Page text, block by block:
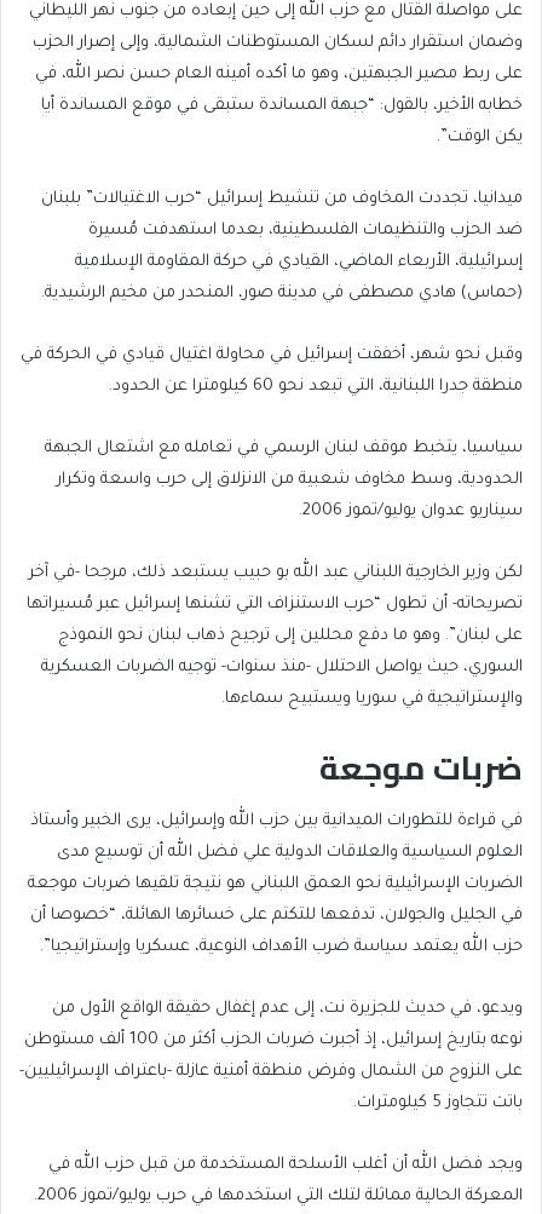
على مواصلة القتال مع حزب الله إلى حين إبعاده من جنوب نهر الليطاني
وضمان استقرار دائم لسكان المستوطنات الشمالية، وإلى إصرار الحزب
على ربط مصير الجبهتين، وهو ما أكده أمينه العام حسن نصر الله، في
خطابه الأخير، بالقول: “جبهة المساندة ستبقى في موقع المساندة أيا
يكن الوقت”.
ميدانيا، تجددت المخاوف من تنشيط إسرائيل “حرب الاغتيالات” بلبنان
ضد الحزب والتنظيمات الفلسطينية، بعدما استهدفت مُسيرة
إسرائيلية، الأربعاء الماضي، القيادي في حركة المقاومة الإسلامية
(حماس) هادي مصطفى في مدينة صور، المنحدر من مخيم الرشيدية.
وقبل نحو شهر، أخفقت إسرائيل في محاولة اغتيال قيادي في الحركة في
منطقة جدرا اللبنانية، التي تبعد نحو 60 كيلومترا عن الحدود.
سياسيا، يتخبط موقف لبنان الرسمي في تعامله مع اشتعال الجبهة
الحدودية، وسط مخاوف شعبية من الانزلاق إلى حرب واسعة وتكرار
سيناريو عدوان يوليو/تموز 2006.
لكن وزير الخارجية اللبناني عبد الله بو حبيب يستبعد ذلك، مرجحا -في آخر
تصريحاته- أن تطول “حرب الاستنزاف التي تشنها إسرائيل عبر مُسيراتها
على لبنان”. وهو ما دفع محللين إلى ترجيح ذهاب لبنان نحو النموذج
السوري، حيث يواصل الاحتلال -منذ سنوات- توجيه الضربات العسكرية
والإستراتيجية في سوريا ويستبيح سماءها.
ضربات موجعة
في قراءة للتطورات الميدانية بين حزب الله وإسرائيل، يرى الخبير وأستاذ
العلوم السياسية والعلاقات الدولية علي فضل الله أن توسيع مدى
الضربات الإسرائيلية نحو العمق اللبناني هو نتيجة تلقيها ضربات موجعة
في الجليل والجولان، تدفعها للتكتم على خسائرها الهائلة، “خصوصا أن
حزب الله يعتمد سياسة ضرب الأهداف النوعية، عسكريا وإستراتيجيا”.
ويدعو، في حديث للجزيرة نت، إلى عدم إغفال حقيقة الواقع الأول من
نوعه بتاريخ إسرائيل، إذ أجبرت ضربات الحزب أكثر من 100 ألف مستوطن
على النزوح من الشمال وفرض منطقة أمنية عازلة -باعتراف الإسرائيليين-
باتت تتجاوز 5 كيلومترات.
ويجد فضل الله أن أغلب الأسلحة المستخدمة من قبل حزب الله في
المعركة الحالية مماثلة لتلك التي استخدمها في حرب يوليو/تموز 2006.